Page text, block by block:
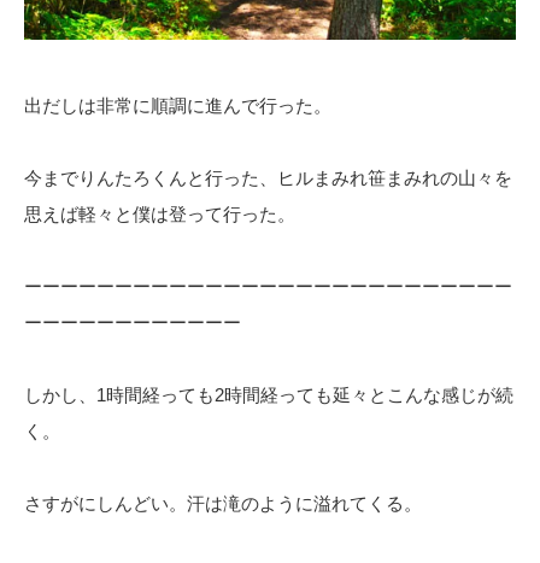
出だしは非常に順調に進んで行った。
今までりんたろくんと行った、ヒルまみれ笹まみれの山々を
思えば軽々と僕は登って行った。
ーーーーーーーーーーーーーーーーーーーーーーーーーーー
ーーーーーーーーーーーー
しかし、1時間経っても2時間経っても延々とこんな感じが続
く。
さすがにしんどい。汗は滝のように溢れてくる。